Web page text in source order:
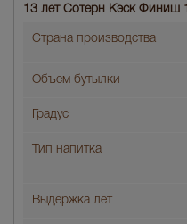
13 лет Сотерн Кэск Финиш
Страна производства
Объем бутылки
Градус
Тип напитка
Выдержка лет